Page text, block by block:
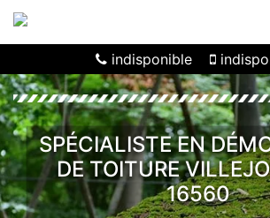
indisponible
SPÉCIALISTE EN
DE TOITURE
16560